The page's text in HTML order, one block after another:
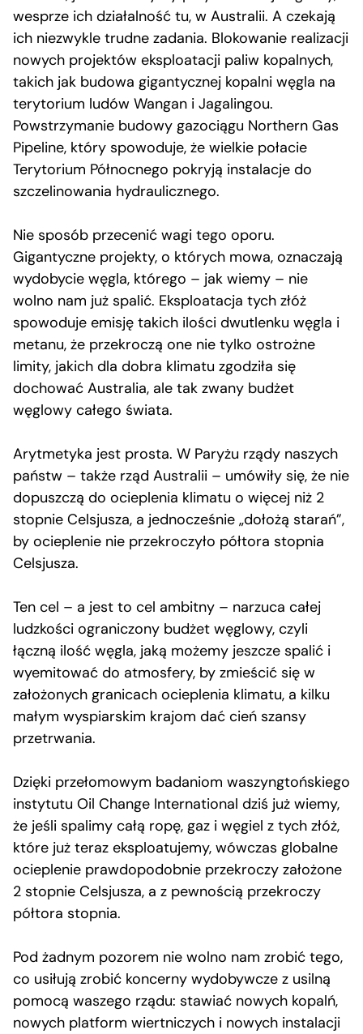
wesprze ich działalność tu, w Australii. A czekają
ich niezwykle trudne zadania. Blokowanie realizacji
nowych projektów eksploatacji paliw kopalnych,
takich jak budowa gigantycznej kopalni węgla na
terytorium ludów Wangan i Jagalingou.
Powstrzymanie budowy gazociągu Northern Gas
Pipeline, który spowoduje, że wielkie połacie
Terytorium Północnego pokryją instalacje do
szczelinowania hydraulicznego.
Nie sposób przecenić wagi tego oporu.
Gigantyczne projekty, o których mowa, oznaczają
wydobycie węgla, którego – jak wiemy – nie
wolno nam już spalić. Eksploatacja tych złóż
spowoduje emisję takich ilości dwutlenku węgla i
metanu, że przekroczą one nie tylko ostrożne
limity, jakich dla dobra klimatu zgodziła się
dochować Australia, ale tak zwany budżet
węglowy całego świata.
Arytmetyka jest prosta. W Paryżu rządy naszych
państw – także rząd Australii – umówiły się, że nie
dopuszczą do ocieplenia klimatu o więcej niż 2
stopnie Celsjusza, a jednocześnie „dołożą starań”,
by ocieplenie nie przekroczyło półtora stopnia
Celsjusza.
Ten cel – a jest to cel ambitny – narzuca całej
ludzkości ograniczony budżet węglowy, czyli
łączną ilość węgla, jaką możemy jeszcze spalić i
wyemitować do atmosfery, by zmieścić się w
założonych granicach ocieplenia klimatu, a kilku
małym wyspiarskim krajom dać cień szansy
przetrwania.
Dzięki przełomowym badaniom waszyngtońskiego
instytutu Oil Change International dziś już wiemy,
że jeśli spalimy całą ropę, gaz i węgiel z tych złóż,
które już teraz eksploatujemy, wówczas globalne
ocieplenie prawdopodobnie przekroczy założone
2 stopnie Celsjusza, a z pewnością przekroczy
półtora stopnia.
Pod żadnym pozorem nie wolno nam zrobić tego,
co usiłują zrobić koncerny wydobywcze z usilną
pomocą waszego rządu: stawiać nowych kopalń,
nowych platform wiertniczych i nowych instalacji